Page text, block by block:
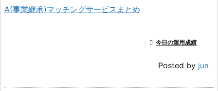
A(事業継承)マッチングサービスまとめ
 今日の運用成績
Posted by jun